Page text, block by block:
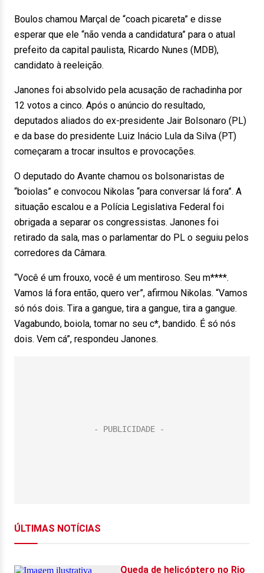
Boulos chamou Marçal de “coach picareta” e disse
esperar que ele “não venda a candidatura” para o atual
prefeito da capital paulista, Ricardo Nunes (MDB),
candidato à reeleição.
Janones foi absolvido pela acusação de rachadinha por
12 votos a cinco. Após o anúncio do resultado,
deputados aliados do ex-presidente Jair Bolsonaro (PL)
e da base do presidente Luiz Inácio Lula da Silva (PT)
começaram a trocar insultos e provocações.
O deputado do Avante chamou os bolsonaristas de
“boiolas” e convocou Nikolas “para conversar lá fora”. A
situação escalou e a Polícia Legislativa Federal foi
obrigada a separar os congressistas. Janones foi
retirado da sala, mas o parlamentar do PL o seguiu pelos
corredores da Câmara.
“Você é um frouxo, você é um mentiroso. Seu m****.
Vamos lá fora então, quero ver”, afirmou Nikolas. “Vamos
só nós dois. Tira a gangue, tira a gangue, tira a gangue.
Vagabundo, boiola, tomar no seu c*, bandido. É só nós
dois. Vem cá”, respondeu Janones.